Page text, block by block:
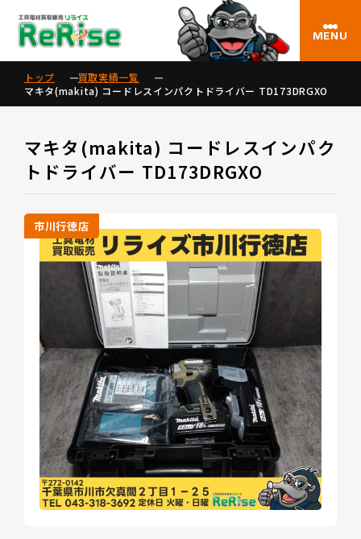
MENU
トップ
買取実績一覧
マキタ(makita) コードレスインパクトドライバー TD173DRGXO
マキタ(makita) コードレスインパク
トドライバー TD173DRGXO
市川行徳店